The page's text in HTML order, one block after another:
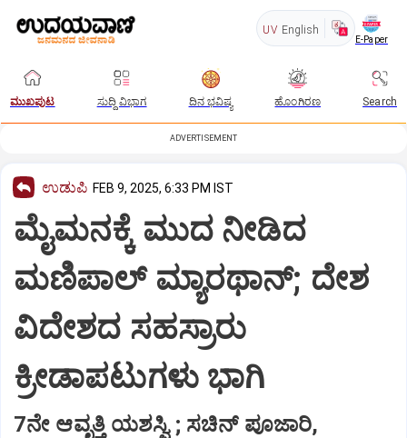
UV English
E-Paper
ಮುಖಪುಟ ಸುದ್ದಿ ವಿಭಾಗ ದಿನ ಭವಿಷ್ಯ ಹೊಂಗಿರಣ Search
ADVERTISEMENT
ಉಡುಪಿ FEB 9, 2025, 6:33 PM IST
ಮೈಮನಕ್ಕೆ ಮುದ ನೀಡಿದ
ಮಣಿಪಾಲ್‌ ಮ್ಯಾರಥಾನ್‌; ದೇಶ
ವಿದೇಶದ ಸಹಸ್ರಾರು
ಕ್ರೀಡಾಪಟುಗಳು ಭಾಗಿ
7ನೇ ಆವೃತ್ತಿ ಯಶಸ್ವಿ ; ಸಚಿನ್‌ ಪೂಜಾರಿ,